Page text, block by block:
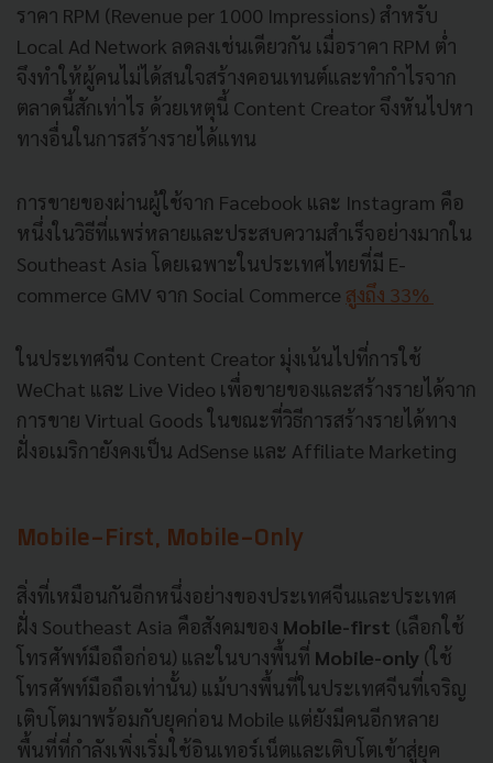
ราคา RPM (Revenue per 1000 Impressions) สำหรับ
Local Ad Network ลดลงเช่นเดียวกัน เมื่อราคา RPM ต่ำ
จึงทำให้ผู้คนไม่ได้สนใจสร้างคอนเทนต์และทำกำไรจาก
ตลาดนี้สักเท่าไร ด้วยเหตุนี้ Content Creator จึงหันไปหา
ทางอื่นในการสร้างรายได้แทน
การขายของผ่านผู้ใช้จาก Facebook และ Instagram คือ
หนึ่งในวิธีที่แพร่หลายและประสบความสำเร็จอย่างมากใน
Southeast Asia โดยเฉพาะในประเทศไทยที่มี E-
commerce GMV จาก Social Commerce สูงถึง 33%
ในประเทศจีน Content Creator มุ่งเน้นไปที่การใช้
WeChat และ Live Video เพื่อขายของและสร้างรายได้จาก
การขาย Virtual Goods ในขณะที่วิธีการสร้างรายได้ทาง
ฝั่งอเมริกายังคงเป็น AdSense และ Affiliate Marketing
Mobile-First, Mobile-Only
สิ่งที่เหมือนกันอีกหนึ่งอย่างของประเทศจีนและประเทศ
ฝั่ง Southeast Asia คือสังคมของ Mobile-first (เลือกใช้
โทรศัพท์มือถือก่อน) และในบางพื้นที่ Mobile-only (ใช้
โทรศัพท์มือถือเท่านั้น) แม้บางพื้นที่ในประเทศจีนที่เจริญ
เติบโตมาพร้อมกับยุคก่อน Mobile แต่ยังมีคนอีกหลาย
พื้นที่ที่กำลังเพิ่งเริ่มใช้อินเทอร์เน็ตและเติบโตเข้าสู่ยุค